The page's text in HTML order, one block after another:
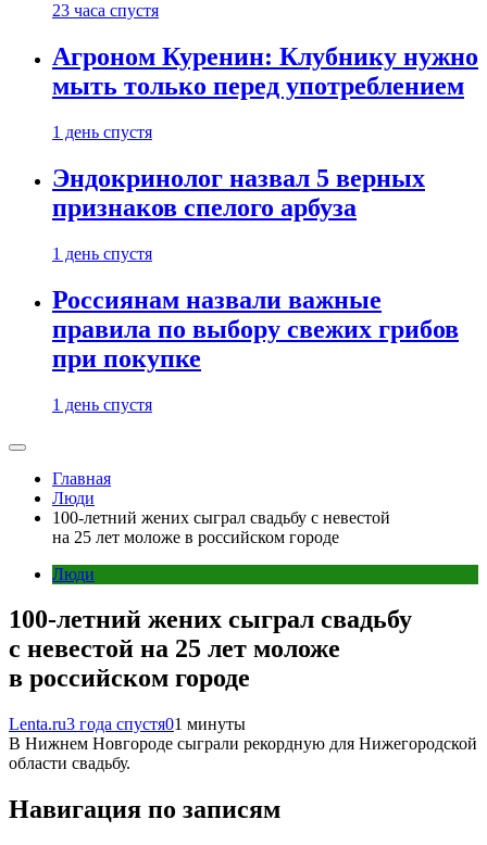
23 часа спустя
Агроном Куренин: Клубнику нужно
мыть только перед употреблением
1 день спустя
Эндокринолог назвал 5 верных
признаков спелого арбуза
1 день спустя
Россиянам назвали важные
правила по выбору свежих грибов
при покупке
1 день спустя
Главная
Люди
100-летний жених сыграл свадьбу с невестой
на 25 лет моложе в российском городе
Люди
100-летний жених сыграл свадьбу
с невестой на 25 лет моложе
в российском городе
Lenta.ru3 года спустя01 минуты
В Нижнем Новгороде сыграли рекордную для Нижегородской
области свадьбу.
Навигация по записям